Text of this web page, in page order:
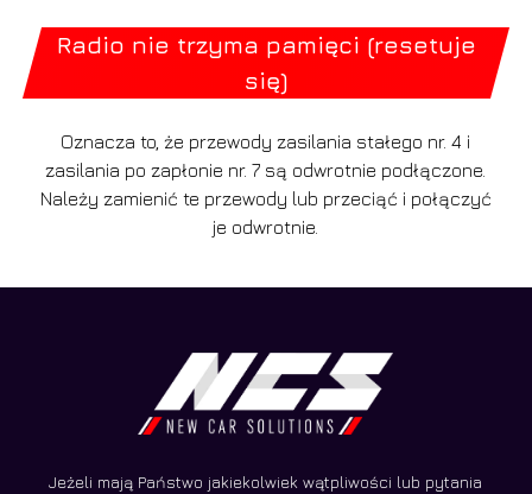
Radio nie trzyma pamięci (resetuje
się)
Oznacza to, że przewody zasilania stałego nr. 4 i
zasilania po zapłonie nr. 7 są odwrotnie podłączone.
Należy zamienić te przewody lub przeciąć i połączyć
je odwrotnie.
Jeżeli mają Państwo jakiekolwiek wątpliwości lub pytania